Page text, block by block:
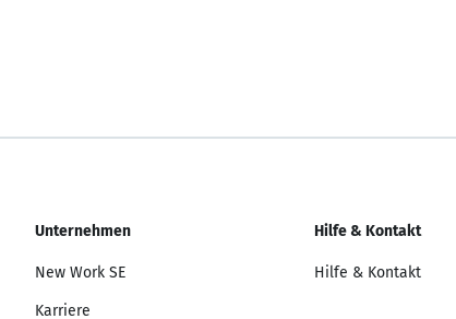
Unternehmen
New Work SE
Karriere
Hilfe & Kontakt
Hilfe & Kontakt